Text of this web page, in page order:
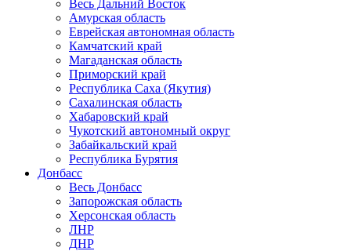
Весь Дальний Восток
Амурская область
Еврейская автономная область
Камчатский край
Магаданская область
Приморский край
Республика Саха (Якутия)
Сахалинская область
Хабаровский край
Чукотский автономный округ
Забайкальский край
Республика Бурятия
Донбасс
Весь Донбасс
Запорожская область
Херсонская область
ЛНР
ДНР